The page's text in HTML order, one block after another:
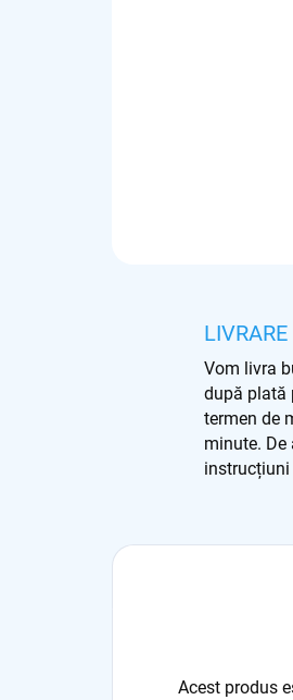
Vom livra
după plată
termen de
minute. De
instrucțiuni
Acest produs